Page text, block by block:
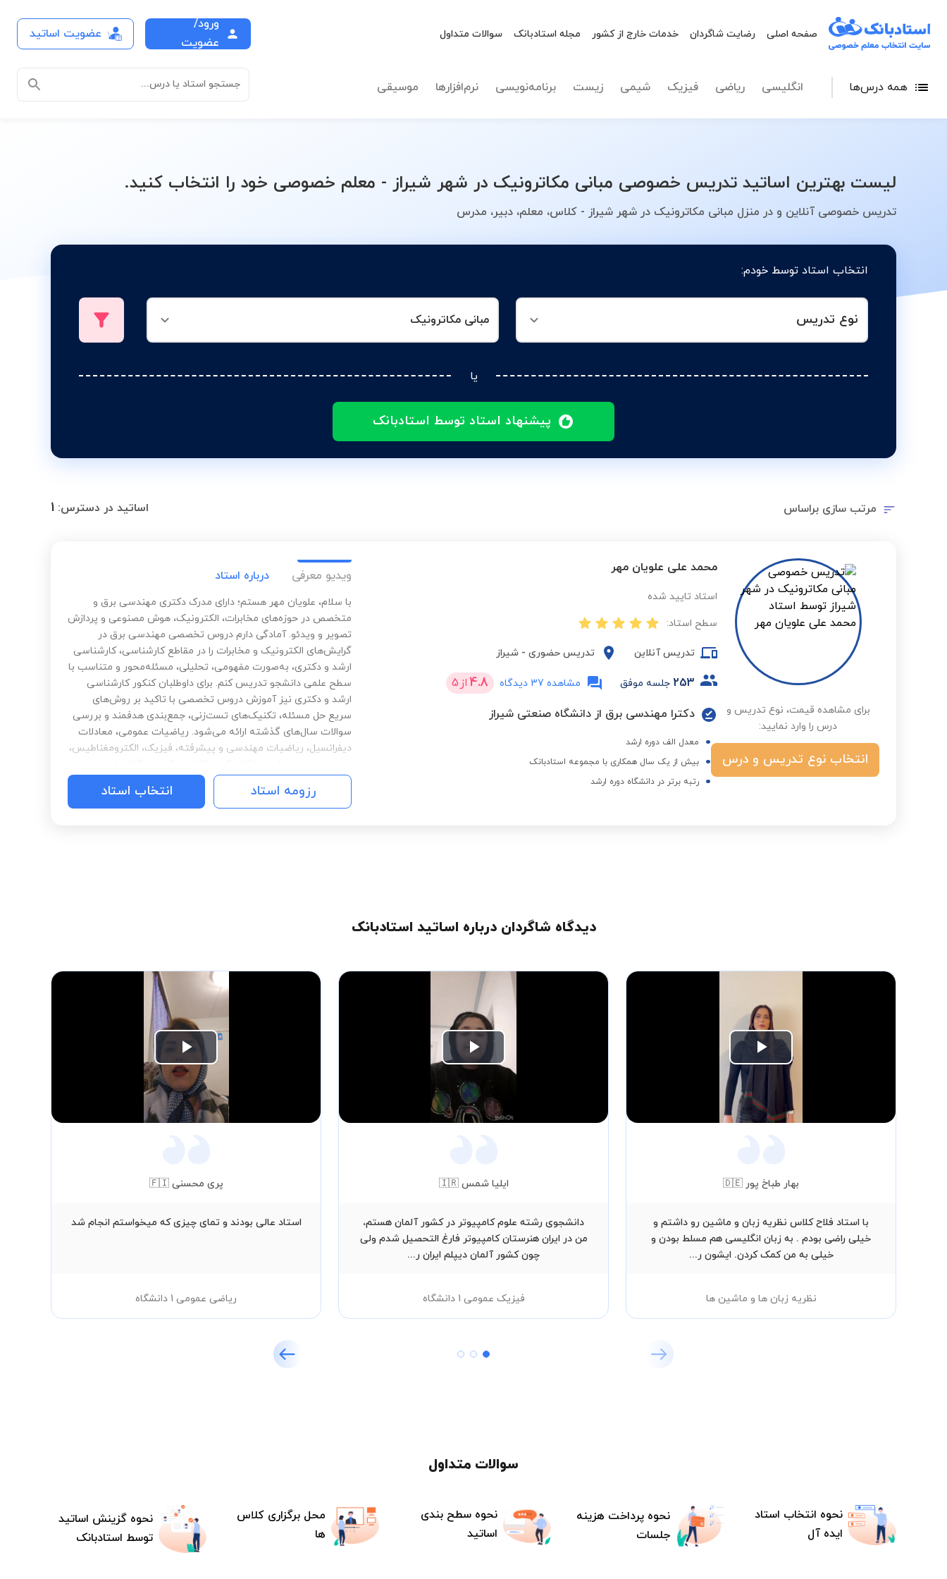
صفحه اصلی رضایت شاگردان خدمات خارج از کشور مجله استادبانک سوالات متداول
ورود/
عضویت
عضویت اساتید
همه درس‌ها انگلیسی ریاضی فیزیک شیمی زیست برنامه‌نویسی نرم‌افزارها موسیقی جستجو استاد یا درس...
لیست بهترین اساتید تدریس خصوصی مبانی مکاترونیک در شهر شیراز - معلم خصوصی خود را انتخاب کنید.
تدریس خصوصی آنلاین و در منزل مبانی مکاترونیک در شهر شیراز - کلاس، معلم، دبیر، مدرس
انتخاب استاد توسط خودم:
نوع تدریس مبانی مکاترونیک
یا
پیشنهاد استاد توسط استادبانک
نوع تدریس
مرتب سازی براساس اساتید در دسترس: 1
برای مشاهده قیمت، نوع تدریس و
درس را وارد نمایید:
انتخاب نوع تدریس و درس
محمد علی علویان مهر
استاد تایید شده
سطح استاد:
تدریس آنلاین تدریس حضوری - شیراز
253 جلسه موفق مشاهده 37 دیدگاه 4.8 از 5
دکترا مهندسی برق از دانشگاه صنعتی شیراز
معدل الف دوره ارشد
بیش از یک سال همکاری با مجموعه استادبانک
رتبه برتر در دانشگاه دوره ارشد
ویدیو معرفی درباره استاد
با سلام، علویان مهر هستم؛ دارای مدرک دکتری مهندسی برق و
متخصص در حوزه‌های مخابرات، الکترونیک، هوش مصنوعی و پردازش
تصویر و ویدئو. آمادگی دارم دروس تخصصی مهندسی برق در
گرایش‌های الکترونیک و مخابرات را در مقاطع کارشناسی، کارشناسی
ارشد و دکتری، به‌صورت مفهومی، تحلیلی، مسئله‌محور و متناسب با
سطح علمی دانشجو تدریس کنم. برای داوطلبان کنکور کارشناسی
ارشد و دکتری نیز آموزش دروس تخصصی با تاکید بر روش‌های
سریع حل مسئله، تکنیک‌های تست‌زنی، جمع‌بندی هدفمند و بررسی
سوالات سال‌های گذشته ارائه می‌شود. ریاضیات عمومی، معادلات
دیفرانسیل، ریاضیات مهندسی و پیشرفته، فیزیک، الکترومغناطیس،
سیستم‌ها، کنترل، مخابرات، هوش مصنوعی، یادگیری ماشین،
یادگیری عمیق، پردازش تصویر و ویدئو، MATLAB و Python از
زمینه‌های تدریس من است. همچنین در انتخاب موضوع، تدوین
رزومه استاد انتخاب استاد
دیدگاه شاگردان درباره اساتید استادبانک
Play
Video
بهار طباخ پور 🇩🇪
با استاد فلاح کلاس نظریه زبان و ماشین رو داشتم و
خیلی راضی بودم . به زبان انگلیسی هم مسلط بودن و
خیلی به من کمک کردن. ایشون ر...
نظریه زبان ها و ماشین ها
Play
Video
ایلیا شمس 🇮🇷
دانشجوی رشته علوم کامپیوتر در کشور آلمان هستم،
من در ایران هنرستان کامپیوتر فارغ التحصیل شدم ولی
چون کشور آلمان دیپلم ایران ر...
فیزیک عمومی 1 دانشگاه
Play
Video
پری محسنی 🇫🇮
استاد عالی بودند و تمای چیزی که میخواستم انجام شد
ریاضی عمومی 1 دانشگاه
سوالات متداول
نحوه انتخاب استاد
ایده آل
نحوه پرداخت هزینه
جلسات
نحوه سطح بندی
اساتید
محل برگزاری کلاس
ها
نحوه گزینش اساتید
توسط استادبانک